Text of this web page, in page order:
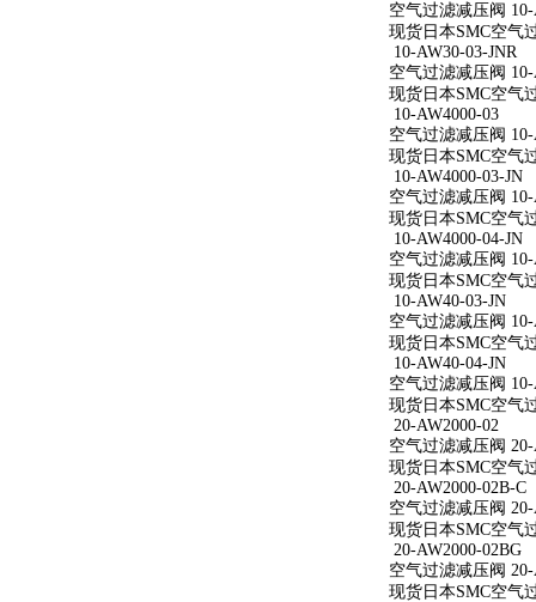
空气过滤减压阀 10-
现货日本SMC空气
10-AW30-03-JNR
空气过滤减压阀 10-
现货日本SMC空气
10-AW4000-03
空气过滤减压阀 10-
现货日本SMC空气
10-AW4000-03-JN
空气过滤减压阀 10-
现货日本SMC空气
10-AW4000-04-JN
空气过滤减压阀 10-
现货日本SMC空气
10-AW40-03-JN
空气过滤减压阀 10-
现货日本SMC空气
10-AW40-04-JN
空气过滤减压阀 10-
现货日本SMC空气
20-AW2000-02
空气过滤减压阀 20-
现货日本SMC空气
20-AW2000-02B-C
空气过滤减压阀 20-
现货日本SMC空气
20-AW2000-02BG
空气过滤减压阀 20-
现货日本SMC空气